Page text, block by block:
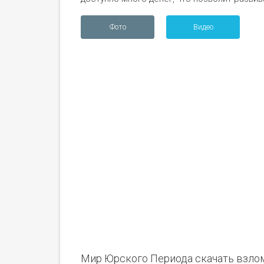
Фото Видео
Мир Юрского Периода скачать